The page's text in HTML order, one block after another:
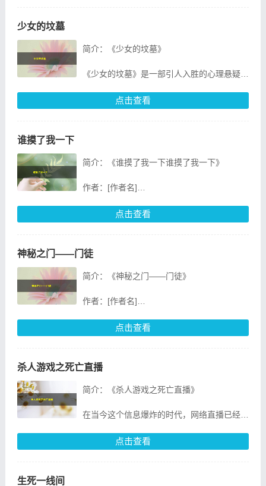
了悬疑、推理和数
少女的坟墓
简介：《少女的坟墓》
《少女的坟墓》是一部引人入胜的心理悬疑小
满神秘与恐怖的故事世界。本书以一个少女的
死亡为线索，揭开了一个隐藏在平
点击查看
谁摸了我一下
简介：《谁摸了我一下谁摸了我一下》
作者：[作者名]
出版社：[出版社名]
胜的悬疑小说，由
点击查看
神秘之门——门徒
简介：《神秘之门——门徒》
作者：[作者名]
出版日期：[出版日期]
ISBN：[ISBN号码]
《神秘之门——门徒》是一部融合了悬疑、奇
点击查看
杀人游戏之死亡直播
简介：《杀人游戏之死亡直播》
在当今这个信息爆炸的时代，网络直播已经成
游戏之死亡直播》这本书以独特的视角，将现
实生活中的杀人游戏与网
点击查看
生死一线间